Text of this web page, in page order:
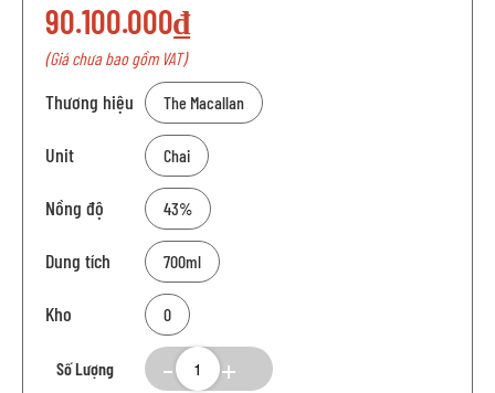
90.100.000₫
(Giá chưa bao gồm VAT)
Thương hiệu The Macallan
Unit Chai
Nồng độ 43%
Dung tích 700ml
Kho 0
Số Lượng